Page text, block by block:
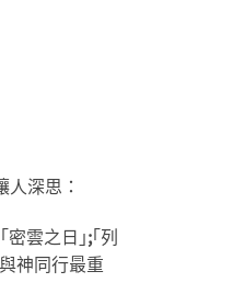
深思：
雲之日｣;｢列
神同行最重